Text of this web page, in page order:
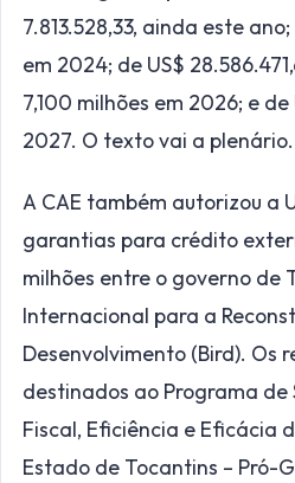
7.813.528,33, ainda este
em 2024; de US$
7,100 milhões em 2026; e de
2027. O texto vai a plenário.
A CAE também autorizou a
garantias para crédito
milhões entre o governo de
Internacional para a
Desenvolvimento (Bird). Os
destinados ao Programa
Fiscal, Eficiência e Eficácia
Estado de Tocantins – Pró-